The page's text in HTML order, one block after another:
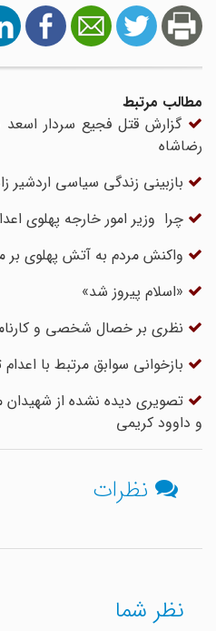
مطالب مرتبط
گزارش قتل فجیع سردار اسعد
رضاشاه
بازبینی زندگی سیاسی اردشیر
چرا ‌ وزیر امور خارجه پهلوی
واکنش مردم به آتش پهلوی بر
«اسلام پیروز شد»
نظری بر خصال شخصی و
بازخوانی سوابق مرتبط با اعدام
تصویری دیده نشده از شهیدان
و داوود کریمی
نظرات
نظر شما